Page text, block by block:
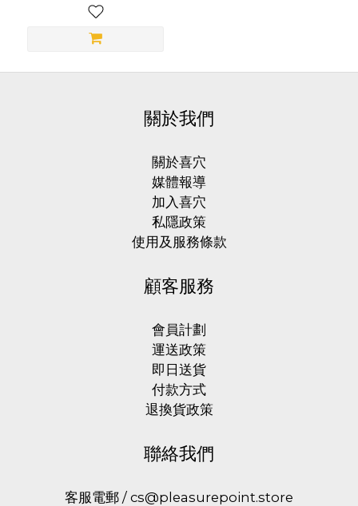
關於我們
關於喜穴
媒體報導
加入喜穴
私隱政策
使用及服務條款
顧客服務
會員計劃
運送政策
即日送貨
付款方式
退換貨政策
聯絡我們
客服電郵 / cs@pleasurepoint.store